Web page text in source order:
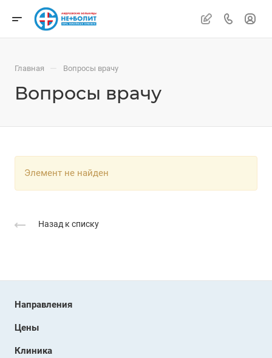
Главная — Вопросы врачу
Вопросы врачу
Элемент не найден
Назад к списку
Направления
Цены
Клиника